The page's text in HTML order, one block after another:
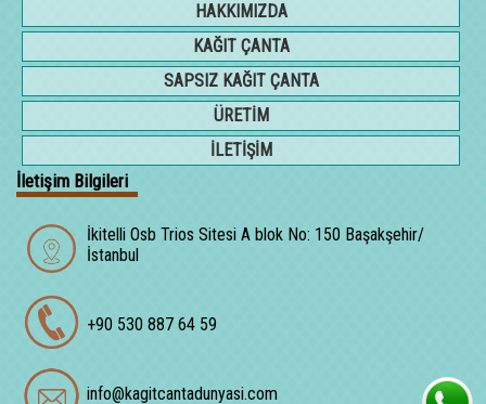
HAKKIMIZDA
KAĞIT ÇANTA
SAPSIZ KAĞIT ÇANTA
ÜRETİM
İLETİŞİM
İletişim Bilgileri
İkitelli Osb Trios Sitesi A blok No: 150 Başakşehir/
İstanbul
+90 530 887 64 59
info@kagitcantadunyasi.com